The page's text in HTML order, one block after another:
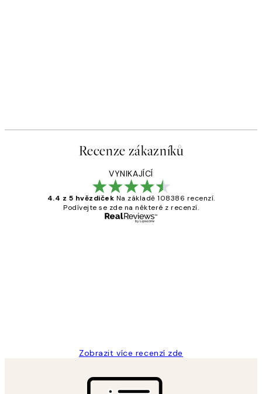
Recenze zákazníků
VYNIKAJÍCÍ
4.4 z 5 hvězdiček Na základě 108386 recenzí.
Podívejte se zde na některé z recenzí.
Zobrazit více recenzí zde